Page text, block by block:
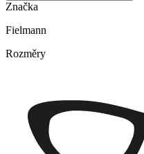
Značka
Fielmann
Rozměry